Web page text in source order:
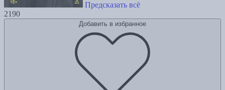
Предсказать всё
2190
Добавить в избранное